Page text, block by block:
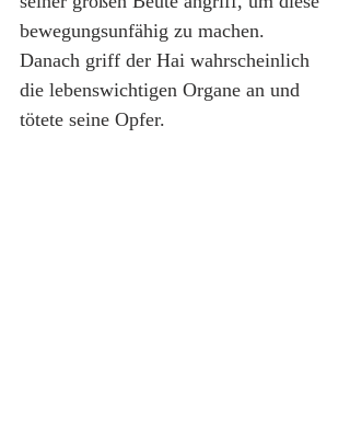
bewegungsunfähig zu machen.
Danach griff der Hai wahrscheinlich
die lebenswichtigen Organe an und
tötete seine Opfer.